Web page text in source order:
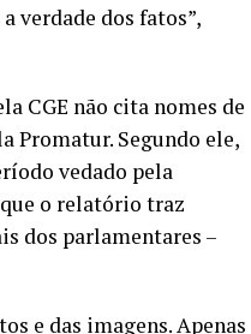
verdade dos fatos”,
CGE não cita nomes de
Promatur. Segundo ele,
vedado pela
o relatório traz
dos parlamentares –
e das imagens. Apenas